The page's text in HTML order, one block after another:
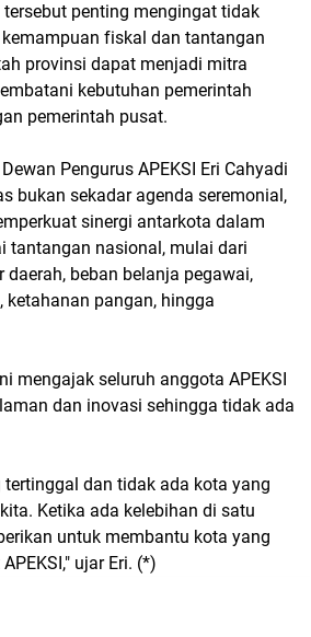
penting mengingat tidak
fiskal dan tantangan
provinsi dapat menjadi mitra
kebutuhan pemerintah
pemerintah pusat.
Pengurus APEKSI Eri Cahyadi
bukan sekadar agenda seremonial,
sinergi antarkota dalam
tantangan nasional, mulai dari
daerah, beban belanja pegawai,
ketahanan pangan, hingga
mengajak seluruh anggota APEKSI
dan inovasi sehingga tidak ada
dan tidak ada kota yang
Ketika ada kelebihan di satu
untuk membantu kota yang
ujar Eri. (*)